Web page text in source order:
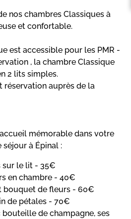
nos chambres Classiques à
et confortable.
est accessible pour les PMR -
, la chambre Classique
2 lits simples.
réservation auprès de la
mémorable dans votre
à Épinal :
le lit - 35€
en chambre - 40€
de fleurs - 60€
de pétales - 70€
bouteille de champagne, ses